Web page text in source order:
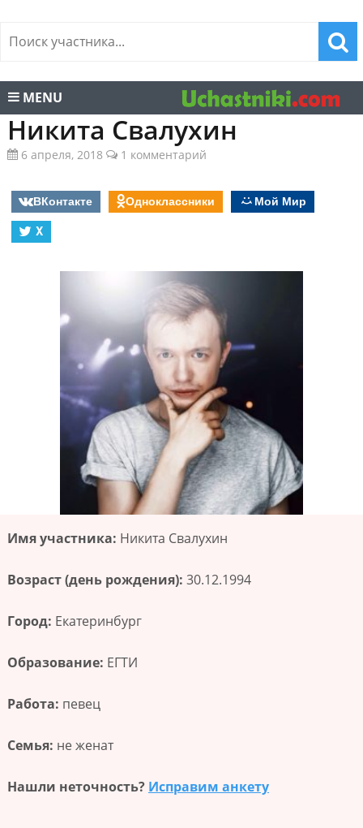
MENU
Никита Свалухин
6 апреля, 2018 1 комментарий
ВКонтакте Одноклассники
Мой Мир
X
Имя участника: Никита Свалухин
Возраст (день рождения): 30.12.1994
Город: Екатеринбург
Образование: ЕГТИ
Работа: певец
Семья: не женат
Нашли неточность? Исправим анкету